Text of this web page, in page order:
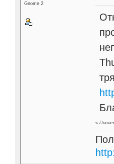
Gnome 2
«